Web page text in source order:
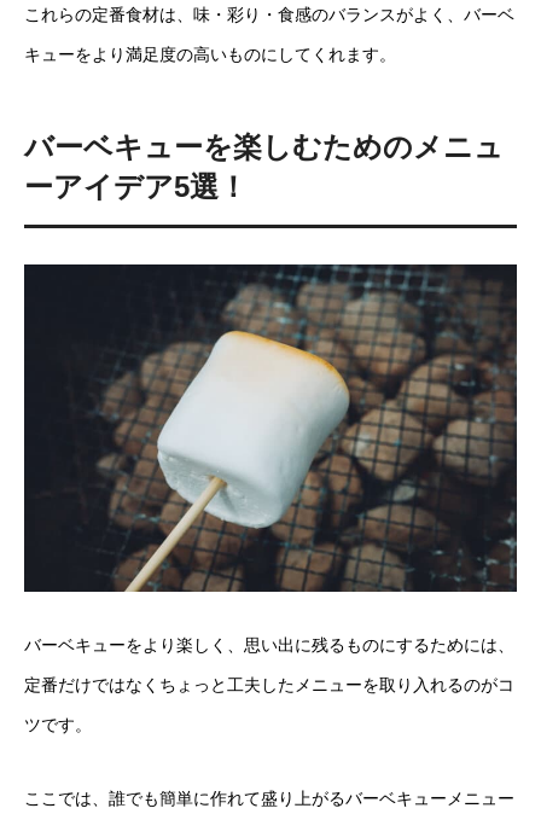
これらの定番食材は、味・彩り・食感のバランスがよく、バーベ
キューをより満足度の高いものにしてくれます。
バーベキューを楽しむためのメニュ
ーアイデア5選！
バーベキューをより楽しく、思い出に残るものにするためには、
定番だけではなくちょっと工夫したメニューを取り入れるのがコ
ツです。
ここでは、誰でも簡単に作れて盛り上がるバーベキューメニュー